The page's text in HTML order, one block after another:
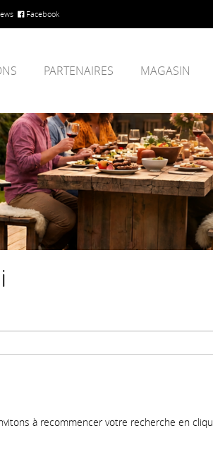
Facebook
PARTENAIRES MAGASIN
à recommencer votre recherche en